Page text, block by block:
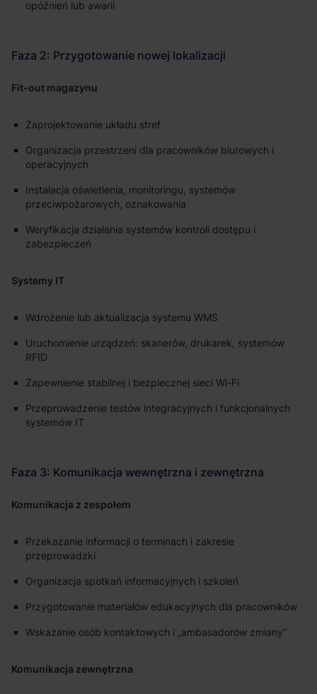
opóźnień lub awarii
Fit-out magazynu
Zaprojektowanie układu stref
Organizacja przestrzeni dla pracowników biurowych i
operacyjnych
Instalacja oświetlenia, monitoringu, systemów
przeciwpożarowych, oznakowania
Weryfikacja działania systemów kontroli dostępu i
zabezpieczeń
Systemy IT
Wdrożenie lub aktualizacja systemu WMS
Uruchomienie urządzeń: skanerów, drukarek, systemów
RFID
Zapewnienie stabilnej i bezpiecznej sieci Wi-Fi
Przeprowadzenie testów integracyjnych i funkcjonalnych
systemów IT
Komunikacja z zespołem
Przekazanie informacji o terminach i zakresie
przeprowadzki
Organizacja spotkań informacyjnych i szkoleń
Przygotowanie materiałów edukacyjnych dla pracowników
Wskazanie osób kontaktowych i „ambasadorów zmiany”
Komunikacja zewnętrzna